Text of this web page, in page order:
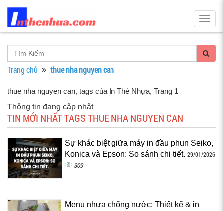
Trang chủ thue nha nguyen can
thue nha nguyen can, tags của In Thẻ Nhựa, Trang 1
Thông tin đang cập nhật
TIN MỚI NHẤT TAGS THUE NHA NGUYEN CAN
Sự khác biệt giữa máy in đầu phun Seiko,
Konica và Epson: So sánh chi tiết. 29/01/2026
309
Menu nhựa chống nước: Thiết kế & in